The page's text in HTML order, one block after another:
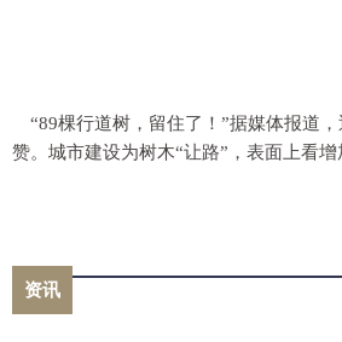
“89棵行道树，留住了！”据媒体报道
赞。城市建设为树木“让路”，表面上看
资讯